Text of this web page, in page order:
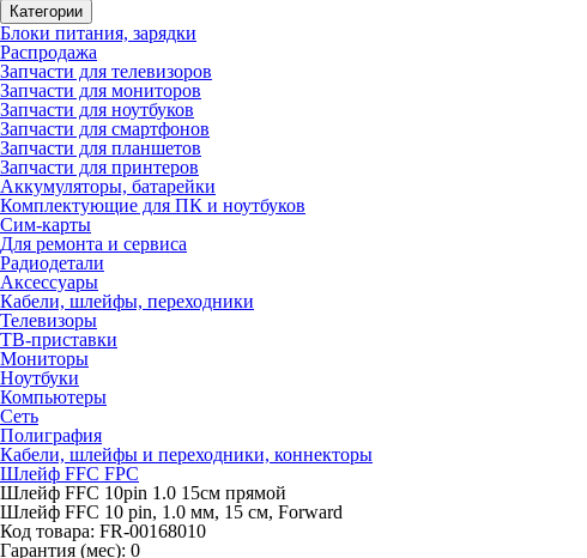
Категории
Блоки питания, зарядки
Распродажа
Запчасти для телевизоров
Запчасти для мониторов
Запчасти для ноутбуков
Запчасти для смартфонов
Запчасти для планшетов
Запчасти для принтеров
Аккумуляторы, батарейки
Комплектующие для ПК и ноутбуков
Сим-карты
Для ремонта и сервиса
Радиодетали
Аксессуары
Кабели, шлейфы, переходники
Телевизоры
ТВ-приставки
Мониторы
Ноутбуки
Компьютеры
Сеть
Полиграфия
Кабели, шлейфы и переходники, коннекторы
Шлейф FFC FPC
Шлейф FFC 10pin 1.0 15см прямой
Шлейф FFC 10 pin, 1.0 мм, 15 см, Forward
Код товара: FR-00168010
Гарантия (мес): 0